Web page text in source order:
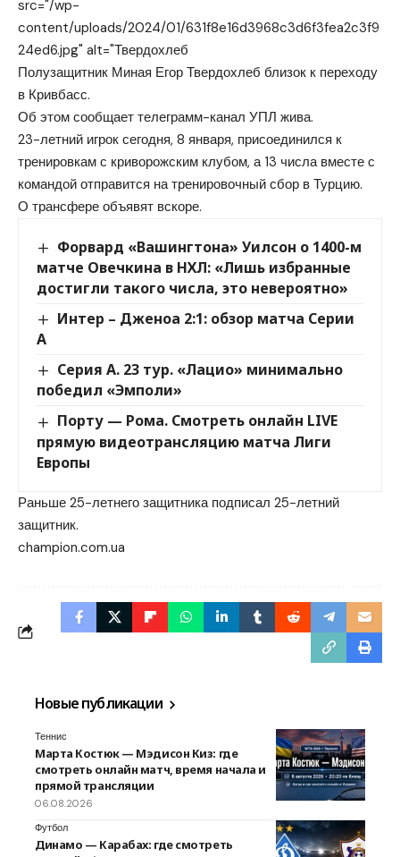
src="/wp-
content/uploads/2024/01/631f8e16d3968c3d6f3fea2c3f9
24ed6.jpg" alt="Твердохлеб
Полузащитник Миная Егор Твердохлеб близок к переходу
в Кривбасс.
Об этом сообщает телеграмм-канал УПЛ жива.
23-летний игрок сегодня, 8 января, присоединился к
тренировкам с криворожским клубом, а 13 числа вместе с
командой отправится на тренировочный сбор в Турцию.
О трансфере объявят вскоре.
Форвард «Вашингтона» Уилсон о 1400-м
матче Овечкина в НХЛ: «Лишь избранные
достигли такого числа, это невероятно»
Интер – Дженоа 2:1: обзор матча Серии
А
Серия А. 23 тур. «Лацио» минимально
победил «Эмполи»
Порту — Рома. Смотреть онлайн LIVE
прямую видеотрансляцию матча Лиги
Европы
Раньше 25-летнего защитника подписал 25-летний
защитник.
champion.com.ua
Новые публикации
Теннис
Марта Костюк — Мэдисон Киз: где
смотреть онлайн матч, время начала и
прямой трансляции
06.08.2026
Футбол
Динамо — Карабах: где смотреть